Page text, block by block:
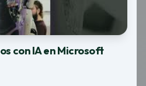
con IA en Microsoft